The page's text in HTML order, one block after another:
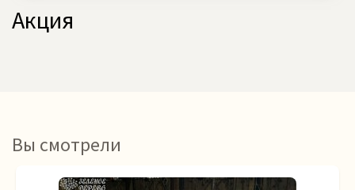
Акция
Вы смотрели